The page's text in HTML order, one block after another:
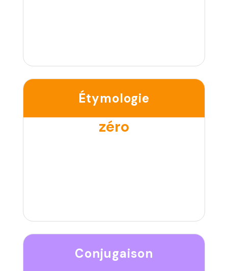
Étymologie
zéro
Conjugaison